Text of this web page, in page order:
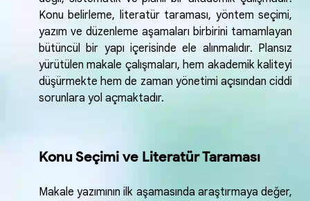
Konu belirleme, literatür taraması, yöntem seçimi,
yazım ve düzenleme aşamaları birbirini tamamlayan
bütüncül bir yapı içerisinde ele alınmalıdır. Plansız
yürütülen makale çalışmaları, hem akademik kaliteyi
düşürmekte hem de zaman yönetimi açısından ciddi
sorunlara yol açmaktadır.
Konu Seçimi ve Literatür Taraması
Makale yazımının ilk aşamasında araştırmaya değer,